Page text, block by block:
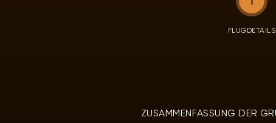
FLUGDETAILS
ZUSAMMENFASSUNG DER